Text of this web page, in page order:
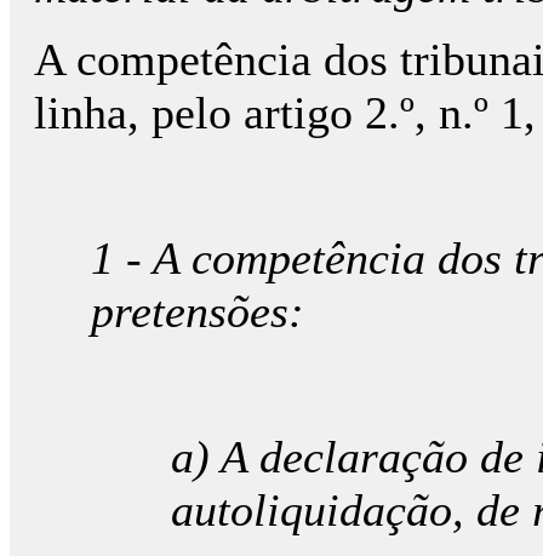
A competência dos
linha, pelo artigo 2.º, n.º
1 - A competência dos
pretensões:
a) A declaração
autoliquidação, de